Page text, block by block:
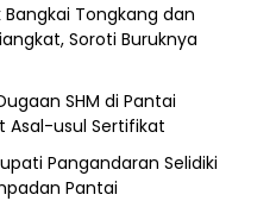
Tongkang dan
Soroti Buruknya
SHM di Pantai
Asal-usul Sertifikat
Pangandaran Selidiki
Pantai